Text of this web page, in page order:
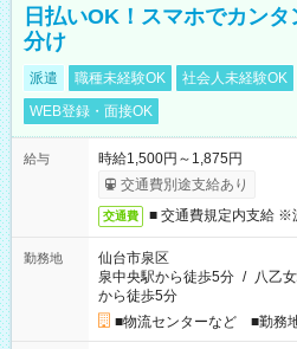
日払いOK！スマホでカン
分け
派遣 職種未経験OK 社会人未経験OK
WEB登録・面接OK
給与
時給1,500円～1,875円
交通費別途支給あり
交通費 ■ 交通費規定内支給 ※
勤務地
仙台市泉区
泉中央駅から徒歩5分 / 八乙
から徒歩5分
■物流センターなど ■勤務